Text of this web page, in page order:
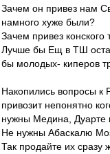
Зачем он привез нам
намного хуже были?
Зачем привез конского
Лучше бы Ещ в ТШ
бы молодых- киперов
Накопились вопросы к
привозит непонятно
нужны Медина, Дуарте
Не нужны Абаскалю
Так продайте их сразу